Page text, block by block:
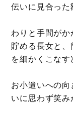
伝いに見合った
わりと手間が
貯める長女と
を細かくこなす
お小遣いへの
いに思わず笑み